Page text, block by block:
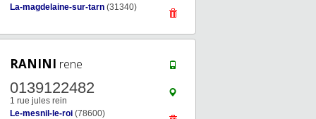
La-magdelaine-sur-tarn (31340)
RANINI rene
0139122482
1 rue jules rein
Le-mesnil-le-roi (78600)